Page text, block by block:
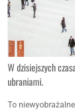
W dzisiejszych
ubraniami.
To